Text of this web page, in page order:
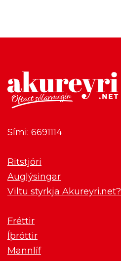
Sími: 6691114
Ritstjóri
Auglýsingar
Viltu styrkja Akureyri.net?
Fréttir
Íþróttir
Mannlíf